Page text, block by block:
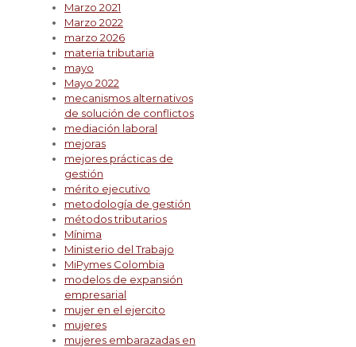
Marzo 2021
Marzo 2022
marzo 2026
materia tributaria
mayo
Mayo 2022
mecanismos alternativos
de solución de conflictos
mediación laboral
mejoras
mejores prácticas de
gestión
mérito ejecutivo
metodología de gestión
métodos tributarios
Mínima
Ministerio del Trabajo
MiPymes Colombia
modelos de expansión
empresarial
mujer en el ejercito
mujeres
mujeres embarazadas en